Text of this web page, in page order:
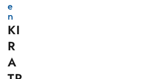
e
n
KI
R
A